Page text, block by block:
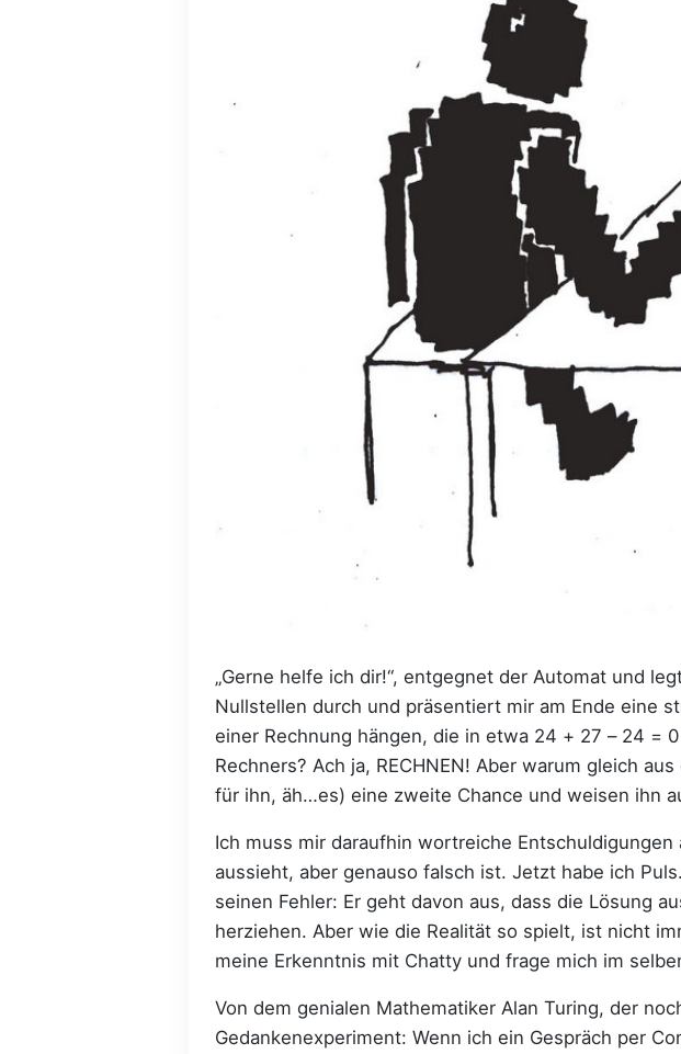
„Gerne helfe ich dir!“, entgegnet der Automat und
Nullstellen durch und präsentiert mir am Ende eine
einer Rechnung hängen, die in etwa 24 + 27 – 24 =
Rechners? Ach ja, RECHNEN! Aber warum gleich
für ihn, äh…es) eine zweite Chance und weisen ihn
Ich muss mir daraufhin wortreiche
aussieht, aber genauso falsch ist. Jetzt habe ich
seinen Fehler: Er geht davon aus, dass die Lösung
herziehen. Aber wie die Realität so spielt, ist nicht
meine Erkenntnis mit Chatty und frage mich im
Von dem genialen Mathematiker Alan Turing, der
Gedankenexperiment: Wenn ich ein Gespräch per